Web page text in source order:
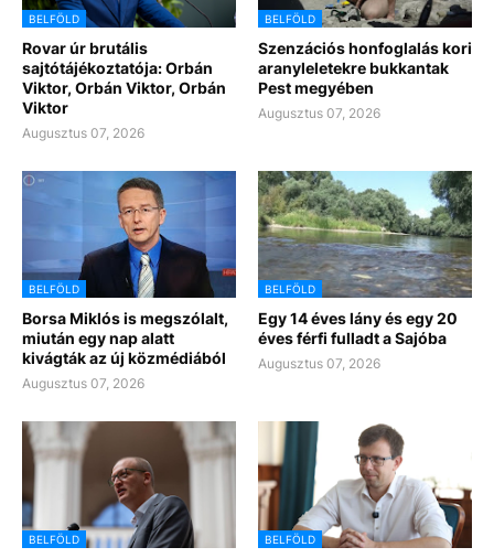
BELFÖLD
Rovar úr brutális
sajtótájékoztatója: Orbán
Viktor, Orbán Viktor, Orbán
Viktor
Augusztus 07, 2026
BELFÖLD
Szenzációs honfoglalás kori
aranyleletekre bukkantak
Pest megyében
Augusztus 07, 2026
BELFÖLD
Borsa Miklós is megszólalt,
miután egy nap alatt
kivágták az új közmédiából
Augusztus 07, 2026
BELFÖLD
Egy 14 éves lány és egy 20
éves férfi fulladt a Sajóba
Augusztus 07, 2026
BELFÖLD BELFÖLD